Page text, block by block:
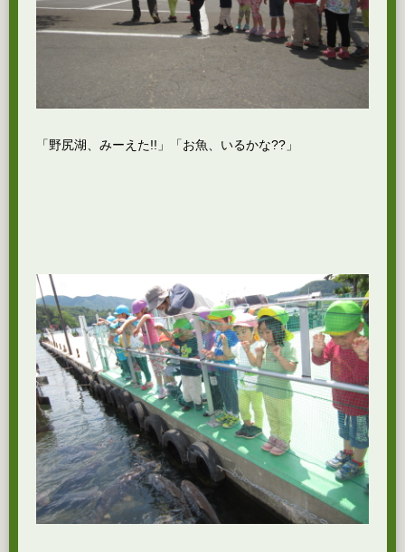
「野尻湖、みーえた!!」「お魚、いるかな??」